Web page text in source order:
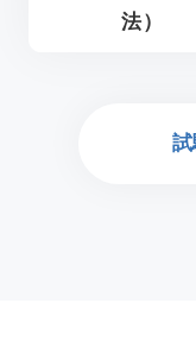
採用情報
法）